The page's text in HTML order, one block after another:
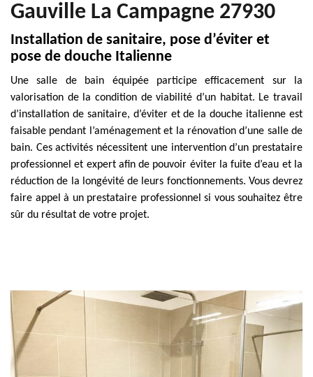
Gauville La Campagne 27930
Installation de sanitaire, pose d’éviter et
pose de douche Italienne
Une salle de bain équipée participe efficacement sur la
valorisation de la condition de viabilité d’un habitat. Le travail
d’installation de sanitaire, d’éviter et de la douche italienne est
faisable pendant l’aménagement et la rénovation d’une salle de
bain. Ces activités nécessitent une intervention d’un prestataire
professionnel et expert afin de pouvoir éviter la fuite d’eau et la
réduction de la longévité de leurs fonctionnements. Vous devrez
faire appel à un prestataire professionnel si vous souhaitez être
sûr du résultat de votre projet.